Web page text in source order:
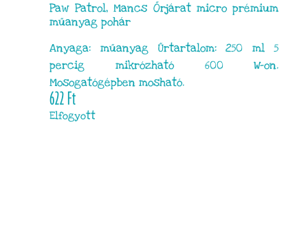
Paw Patrol, Mancs Őrjárat micro prémium
műanyag pohár
Anyaga: műanyag Űrtartalom: 250 ml 5
percig mikrózható 600 W-on.
Mosogatógépben mosható.
622Ft
Elfogyott